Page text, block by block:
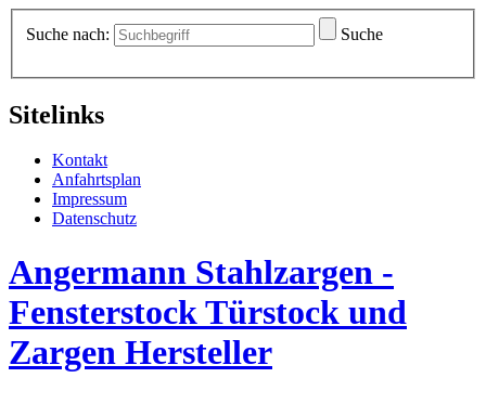
Suche nach: Suche
Sitelinks
Kontakt
Anfahrtsplan
Impressum
Datenschutz
Angermann Stahlzargen -
Fensterstock Türstock und
Zargen Hersteller